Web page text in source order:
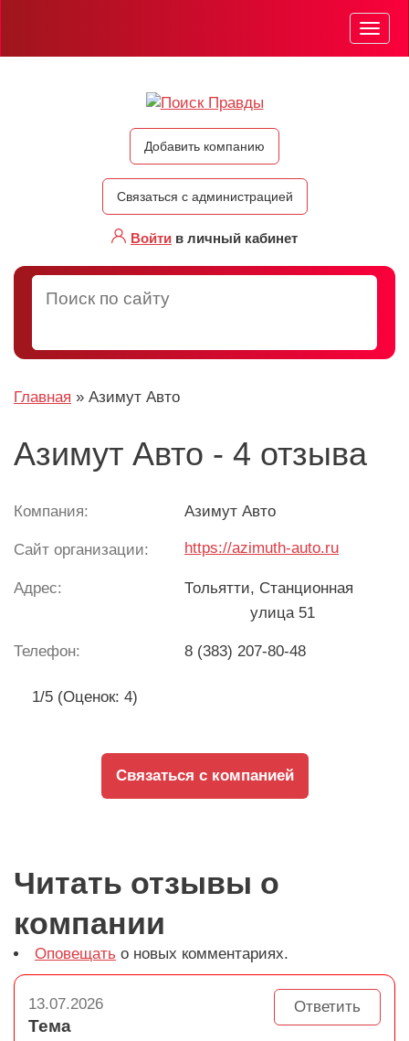
Добавить компанию
Связаться с администрацией
Войти в личный кабинет
Меню
Главная » Азимут Авто
Азимут Авто - 4 отзыва
Компания: Азимут Авто
Сайт организации: https://azimuth-auto.ru
Адрес: Тольятти, Станционная
улица 51
Телефон: 8 (383) 207-80-48
1/5 (Оценок: 4)
Связаться с компанией
Читать отзывы о
компании
Оповещать о новых комментариях.
Ответить
13.07.2026
Тема